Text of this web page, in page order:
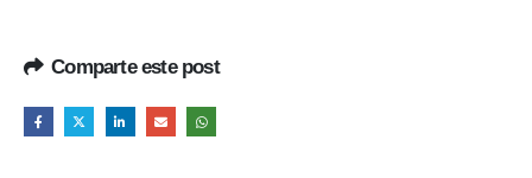
Comparte este post